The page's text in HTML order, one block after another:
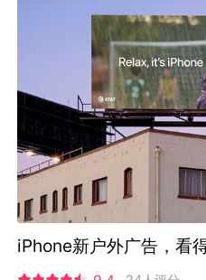
iPhone新户外广告，看